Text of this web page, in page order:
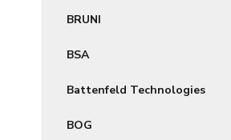
BRUNI
BSA
Battenfeld Technologies
BOG